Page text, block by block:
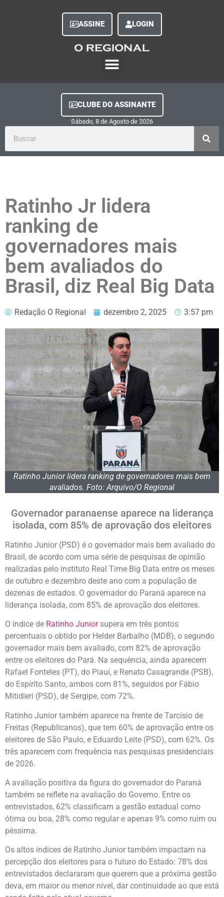
ASSINE LOGIN
CLUBE DO ASSINANTE
Sábado, 8 de Agosto de 2026
Ratinho Jr lidera
ranking de
governadores mais
bem avaliados do
Brasil, diz Real Big Data
Redação O Regional dezembro 2, 2025 3:57 pm
Ratinho Junior lidera ranking de governadores mais bem
avaliados. Foto: Arquivo/O Regional
Governador paranaense aparece na liderança
isolada, com 85% de aprovação dos eleitores
Ratinho Junior (PSD) é o governador mais bem avaliado do
Brasil, de acordo com uma série de pesquisas de opinião
realizadas pelo instituto Real Time Big Data entre os meses
de outubro e dezembro deste ano com a população de
dezenas de estados. O governador do Paraná aparece na
liderança isolada, com 85% de aprovação dos eleitores.
O índice de Ratinho Juniorsupera em três pontos
percentuais o obtido por Helder Barbalho (MDB), o segundo
governador mais bem avaliado, com 82% de aprovação
entre os eleitores do Pará. Na sequência, ainda aparecem
Rafael Fonteles (PT), do Piauí, e Renato Casagrande (PSB),
do Espírito Santo, ambos com 81%, seguidos por Fábio
Mitidieri (PSD), de Sergipe, com 72%.
Ratinho Junior também aparece na frente de Tarcísio de
Freitas (Republicanos), que tem 60% de aprovação entre os
eleitores de São Paulo, e Eduardo Leite (PSD), com 62%. Os
três aparecem com frequência nas pesquisas presidenciais
de 2026.
A avaliação positiva da figura do governador do Paraná
também se reflete na avaliação do Governo. Entre os
entrevistados, 62% classificam a gestão estadual como
ótima ou boa, 28% como regular e apenas 9% como ruim ou
péssima.
Os altos índices de Ratinho Junior também impactam na
percepção dos eleitores para o futuro do Estado: 78% dos
entrevistados declararam que querem que a próxima gestão
deva, em maior ou menor nível, dar continuidade ao que está